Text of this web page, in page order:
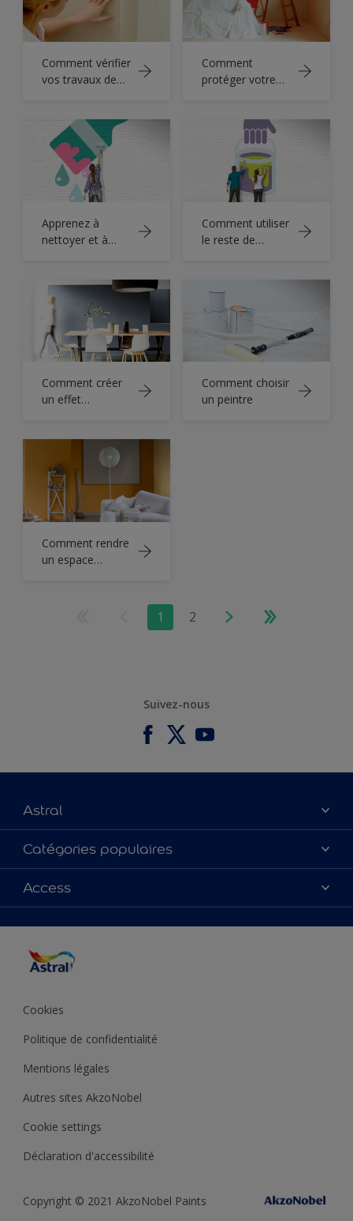
Comment vérifier
vos travaux de
Comment
protéger votre
Apprenez à
nettoyer et à
peinture
Comment utiliser
le reste de
Comment créer
un effet
Comment choisir
un peintre
Comment rendre
un espace
1 2
Suivez-nous
Astral
À propos de nous
Contactez-nous
Plan du site
Catégories populaires
Couleurs
Produits
Inspiration
Conseil déco
Access
Cookies
Politique de confidentialité
Mentions légales
Autres sites AkzoNobel
Cookie settings
Déclaration d'accessibilité
Copyright © 2021 AkzoNobel Paints